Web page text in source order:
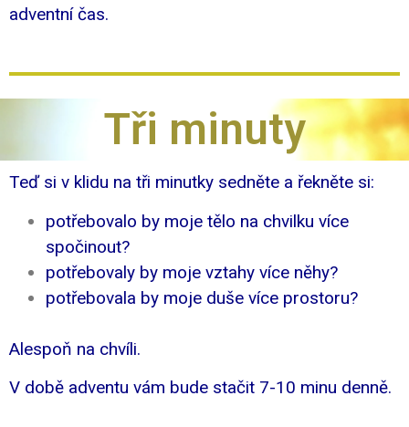
adventní čas.
Tři minuty
Teď si v klidu na tři minutky sedněte a řekněte si:
potřebovalo by moje tělo na chvilku více
spočinout?
potřebovaly by moje vztahy více něhy?
potřebovala by moje duše více prostoru?
Alespoň na chvíli.
V době adventu vám bude stačit 7-10 minu denně.